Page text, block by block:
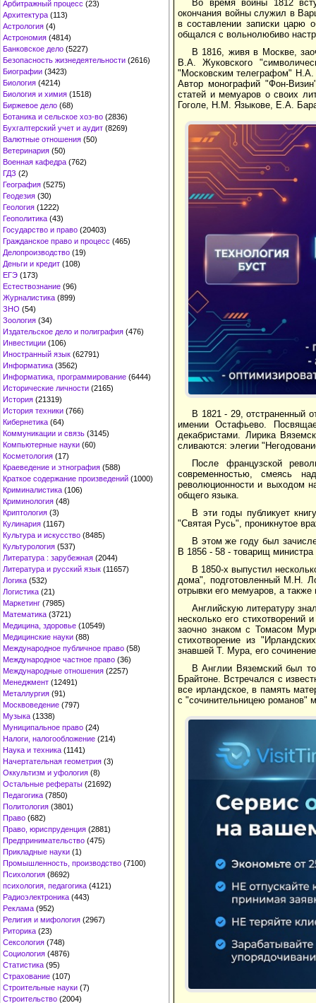
Арбитражный процесс (23)
Архитектура (113)
Астрология (4)
Астрономия (4814)
Банковское дело (5227)
Безопасность жизнедеятельности (2616)
Биографии (3423)
Биология (4214)
Биология и химия (1518)
Биржевое дело (68)
Ботаника и сельское хоз-во (2836)
Бухгалтерский учет и аудит (8269)
Валютные отношения (50)
Ветеринария (50)
Военная кафедра (762)
ГДЗ (2)
География (5275)
Геодезия (30)
Геология (1222)
Геополитика (43)
Государство и право (20403)
Гражданское право и процесс (465)
Делопроизводство (19)
Деньги и кредит (108)
ЕГЭ (173)
Естествознание (96)
Журналистика (899)
ЗНО (54)
Зоология (34)
Издательское дело и полиграфия (476)
Инвестиции (106)
Иностранный язык (62791)
Информатика (3562)
Информатика, программирование (6444)
Исторические личности (2165)
История (21319)
История техники (766)
Кибернетика (64)
Коммуникации и связь (3145)
Компьютерные науки (60)
Косметология (17)
Краеведение и этнография (588)
Краткое содержание произведений (1000)
Криминалистика (106)
Криминология (48)
Криптология (3)
Кулинария (1167)
Культура и искусство (8485)
Культурология (537)
Литература : зарубежная (2044)
Литература и русский язык (11657)
Логика (532)
Логистика (21)
Маркетинг (7985)
Математика (3721)
Медицина, здоровье (10549)
Медицинские науки (88)
Международное публичное право (58)
Международное частное право (36)
Международные отношения (2257)
Менеджмент (12491)
Металлургия (91)
Москвоведение (797)
Музыка (1338)
Муниципальное право (24)
Налоги, налогообложение (214)
Наука и техника (1141)
Начертательная геометрия (3)
Оккультизм и уфология (8)
Остальные рефераты (21692)
Педагогика (7850)
Политология (3801)
Право (682)
Право, юриспруденция (2881)
Предпринимательство (475)
Прикладные науки (1)
Промышленность, производство (7100)
Психология (8692)
психология, педагогика (4121)
Радиоэлектроника (443)
Реклама (952)
Религия и мифология (2967)
Риторика (23)
Сексология (748)
Социология (4876)
Статистика (95)
Страхование (107)
Строительные науки (7)
Строительство (2004)
Во время войны 1812
окончания войны служил в
в составлении записки царю
общался с вольнолюбиво
В 1816, живя в Москве,
В.А. Жуковского
"Московским телеграфом" Н.А.
Автор монографий "Фон-
статей и мемуаров о своих
Гоголе, Н.М. Языкове, Е.А.
В 1821 - 29, отстраненный
имении Остафьево.
декабристами. Лирика
сливаются: элегии
После французской
современностью, смеясь
революционности и выходом
общего языка.
В эти годы публикует
"Святая Русь", проникнутое
В этом же году был
В 1856 - 58 - товарищ
В 1850-х выпустил
дома", подготовленный М.Н.
отрывки его мемуаров, а также
Английскую литературу
несколько его
заочно знаком с Томасом
стихотворение из
знавшей Т. Мура, его
В Англии Вяземский был
Брайтоне. Встречался с
все ирландское, в память
с "сочинительницею романов"